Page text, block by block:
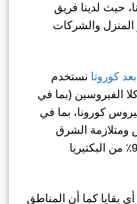
حيث لدينا فريق
والشركات
كورونا نستخدم
الفيروسين (بما في
كورونا، بما في
ومتلازمة الشرق
الأوسط التنفسية و99.9٪ من البكتيريا
بقايا كما أن المناطق